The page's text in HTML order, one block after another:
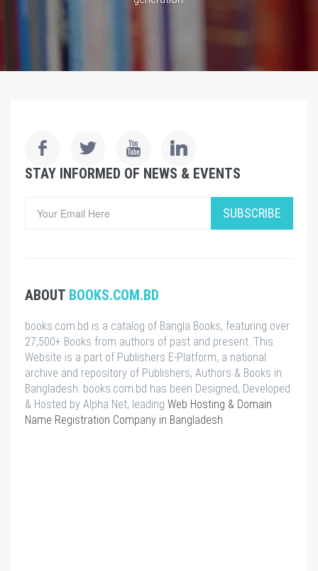
STAY INFORMED OF NEWS & EVENTS
SUBSCRIBE
ABOUT BOOKS.COM.BD
books.com.bd is a catalog of Bangla Books, featuring over
27,500+ Books from authors of past and present. This
Website is a part of Publishers E-Platform, a national
archive and repository of Publishers, Authors & Books in
Bangladesh. books.com.bd has been Designed, Developed
& Hosted by Alpha Net, leading Web Hosting & Domain
Name Registration Company in Bangladesh.